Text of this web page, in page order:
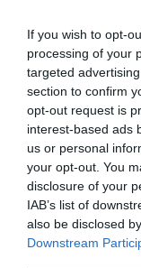
If you wish to opt-
processing of your
targeted
section to confirm
opt-out request is
interest-based ads
us or personal
your opt-out. You
disclosure of your
IAB’s list of
also be disclosed
Downstream
06.05.2024 | 16:10
Ρ.Τ.Ερντογάν
Χώρας σε
κληρονομιά
Πρόκειται για
πλέον
διασώζεται